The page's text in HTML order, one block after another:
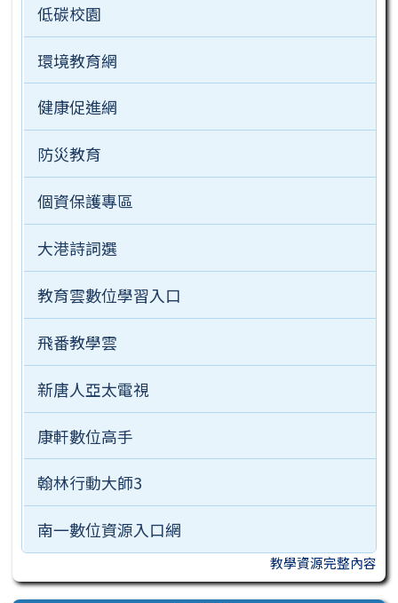
低碳校園
環境教育網
健康促進網
防災教育
個資保護專區
大港詩詞選
教育雲數位學習入口
飛番教學雲
新唐人亞太電視
康軒數位高手
翰林行動大師3
南一數位資源入口網
教學資源完整內容